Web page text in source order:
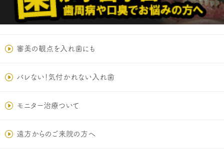
審美の観点を入れ歯にも
バレない！気付かれない入れ歯
モニター治療ついて
遠方からのご来院の方へ